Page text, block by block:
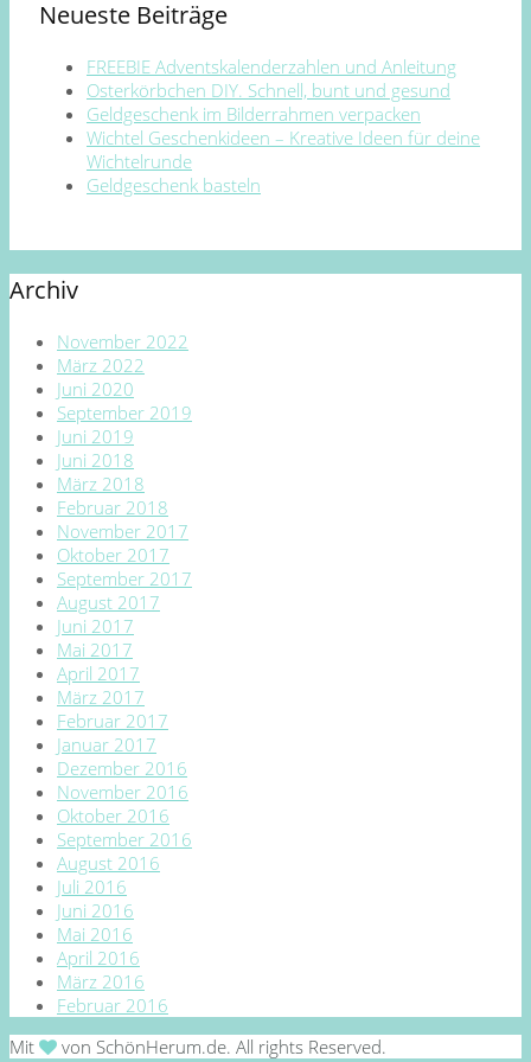
Neueste Beiträge
FREEBIE Adventskalenderzahlen und Anleitung
Osterkörbchen DIY. Schnell, bunt und gesund
Geldgeschenk im Bilderrahmen verpacken
Wichtel Geschenkideen – Kreative Ideen für deine
Wichtelrunde
Geldgeschenk basteln
Archiv
November 2022
März 2022
Juni 2020
September 2019
Juni 2019
Juni 2018
März 2018
Februar 2018
November 2017
Oktober 2017
September 2017
August 2017
Juni 2017
Mai 2017
April 2017
März 2017
Februar 2017
Januar 2017
Dezember 2016
November 2016
Oktober 2016
September 2016
August 2016
Juli 2016
Juni 2016
Mai 2016
April 2016
März 2016
Februar 2016
Mit
von SchönHerum.de. All rights Reserved.